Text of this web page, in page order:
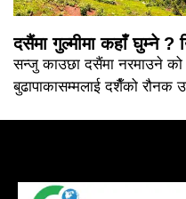
दसैंमा गुल्मीमा कहाँ घुम्ने
सन्जु काउछा दसैंमा नरमाउने को
बुढापाकासम्मलाई दशैँको रौनक